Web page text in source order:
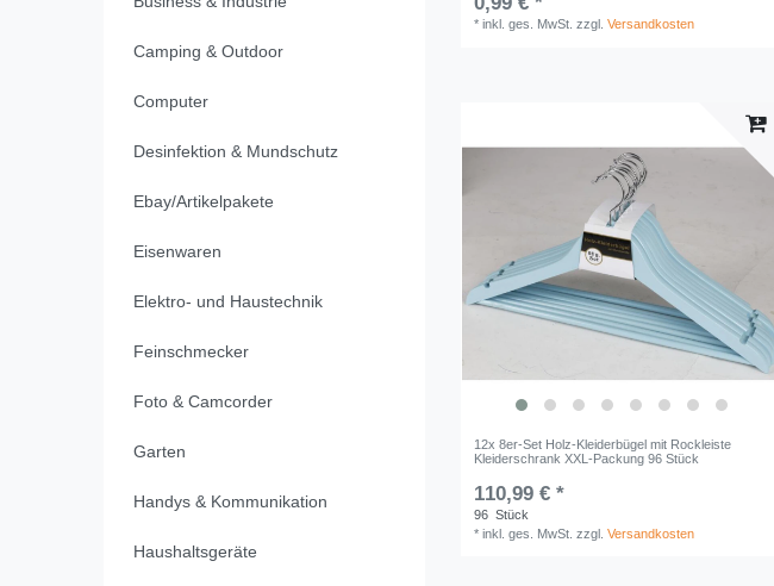
Camping & Outdoor
Computer
Desinfektion & Mundschutz
Ebay/Artikelpakete
Eisenwaren
Elektro- und Haustechnik
Feinschmecker
Foto & Camcorder
Garten
Handys & Kommunikation
Haushaltsgeräte
*inkl. ges. MwSt. zzgl.Versandkosten
12x 8er-Set Holz-Kleiderbügel mit Rockleiste
Kleiderschrank XXL-Packung 96 Stück
110,99 € *
96 Stück
*inkl. ges. MwSt. zzgl.Versandkosten